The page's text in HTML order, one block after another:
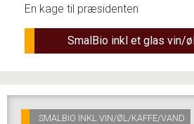
En kage til præsidenten
SmalBio inkl et glas vin/
SMALBIO INKL VIN/ØL/KAFFE/VAND